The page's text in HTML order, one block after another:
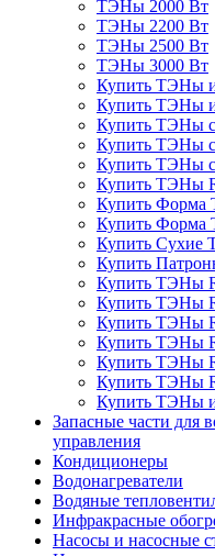
ТЭНы 2000 Вт
ТЭНы 2200 Вт
ТЭНы 2500 Вт
ТЭНы 3000 Вт
Купить ТЭНы
Купить ТЭНы
Купить ТЭНы
Купить ТЭНы
Купить ТЭНы
Купить ТЭНы
Купить Форма
Купить Форма
Купить Сухие
Купить
Купить ТЭНы
Купить ТЭНы
Купить ТЭНы
Купить ТЭНы
Купить ТЭНы
Купить ТЭНы
Купить ТЭНы
Запасные части для
управления
Кондиционеры
Водонагреватели
Водяные
Инфракрасные
Насосы и насосные